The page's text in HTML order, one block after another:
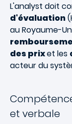
L'analyst doit
d'évaluation
au Royaume-
des prixet les
acteur du
et verbale